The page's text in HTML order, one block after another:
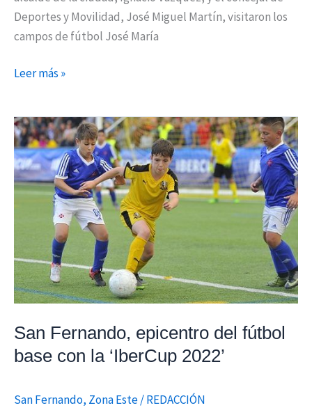
Deportes y Movilidad, José Miguel Martín, visitaron los
campos de fútbol José María
Leer más »
San Fernando, epicentro del fútbol
base con la ‘IberCup 2022’
San Fernando, Zona Este/REDACCIÓN
San
Fernando,
epicentro
del
la
‘IberCup
2022’